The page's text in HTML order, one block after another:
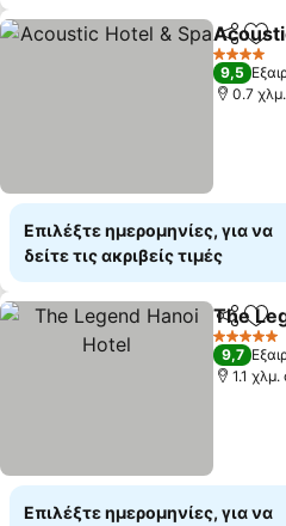
4 Αστέρια
9,5
0.7
Επιλέξτε ημερομηνίες, για να
δείτε τις ακριβείς τιμές
The
5 Αστέρια
9,7
1.1
Επιλέξτε ημερομηνίες, για να